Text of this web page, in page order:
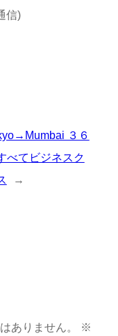
信)
３６
べてビジネスク
→
ありません。
※